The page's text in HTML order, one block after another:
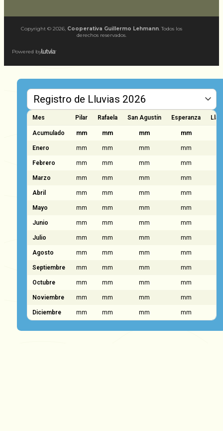
Copyright © 2026, Cooperativa Guillermo Lehmann. Todos los
derechos reservados.
Powered by
Mes Pilar Rafaela San Agustín Esperanza
Acumulado mm mm mm mm
Enero mm mm mm mm
Febrero mm mm mm mm
Marzo mm mm mm mm
Abril mm mm mm mm
Mayo mm mm mm mm
Junio mm mm mm mm
Julio mm mm mm mm
Agosto mm mm mm mm
Septiembre mm mm mm mm
Octubre mm mm mm mm
Noviembre mm mm mm mm
Diciembre mm mm mm mm